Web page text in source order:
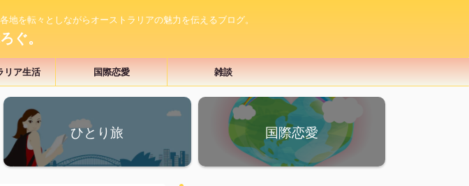
を転々としながらオーストラリアの魅力を伝えるブログ。
ぐ。
リア生活 国際恋愛 雑談
ひとり旅 国際恋愛